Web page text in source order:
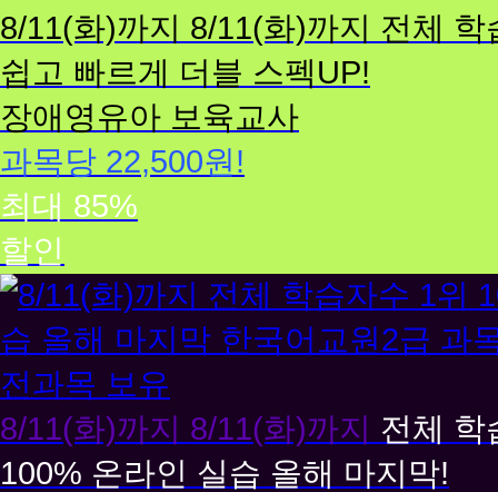
아
보
육
교
사
8/11(화)까지 8/11(화)까지 전체 학
쉽고 빠르게 더블 스펙UP!
장애영유아 보육교사
과목당 22,500원!
최대 85%
할인
한
국
어
교
원
8/11(화)까지 8/11(화)까지 전체 학
100% 온라인 실습 올해 마지막!